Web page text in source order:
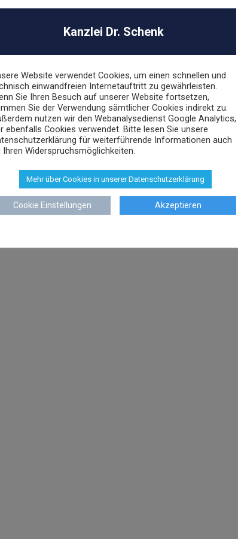
Kanzlei Dr. Schenk
Website verwendet Cookies, um einen schnellen und
einwandfreien Internetauftritt zu gewährleisten.
Sie Ihren Besuch auf unserer Website fortsetzen,
Sie der Verwendung sämtlicher Cookies indirekt zu.
nutzen wir den Webanalysedienst Google Analytics,
ebenfalls Cookies verwendet. Bitte lesen Sie unsere
für weiterführende Informationen auch
Ihren Widerspruchsmöglichkeiten.
Mehr über Cookies in unserer Datenschutzerklärung
Cookie Einstellungen Akzeptieren